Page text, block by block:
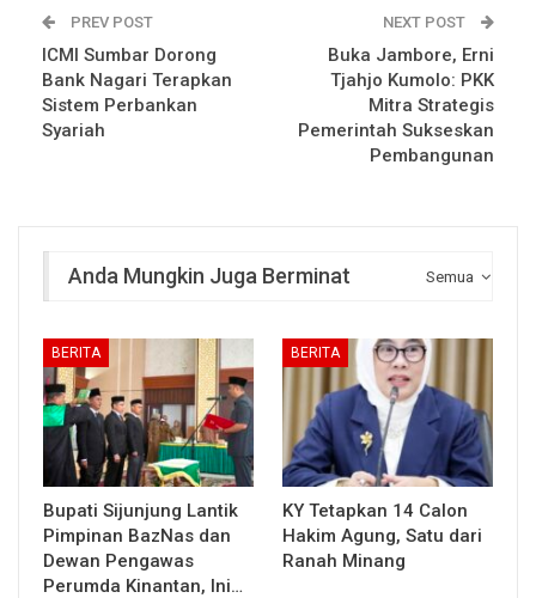
PREV POST
ICMI Sumbar Dorong
Bank Nagari Terapkan
Sistem Perbankan
Syariah
NEXT POST
Buka Jambore, Erni
Tjahjo Kumolo: PKK
Mitra Strategis
Pemerintah Sukseskan
Pembangunan
Semua
Anda Mungkin Juga Berminat
BERITA
Bupati Sijunjung Lantik
Pimpinan BazNas dan
Dewan Pengawas
Perumda Kinantan, Ini…
BERITA
KY Tetapkan 14 Calon
Hakim Agung, Satu dari
Ranah Minang